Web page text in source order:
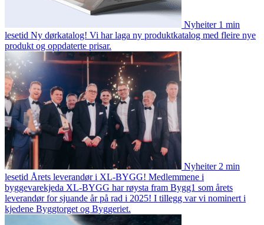
Nyheiter 1 min
lesetid Ny dørkatalog! Vi har laga ny produktkatalog med fleire nye
produkt og oppdaterte prisar.
Nyheiter 2 min
lesetid Årets leverandør i XL-BYGG! Medlemmene i
byggevarekjeda XL-BYGG har røysta fram Bygg1 som årets
leverandør for sjuande år på rad i 2025! I tillegg var vi nominert i
kjedene Byggtorget og Byggeriet.